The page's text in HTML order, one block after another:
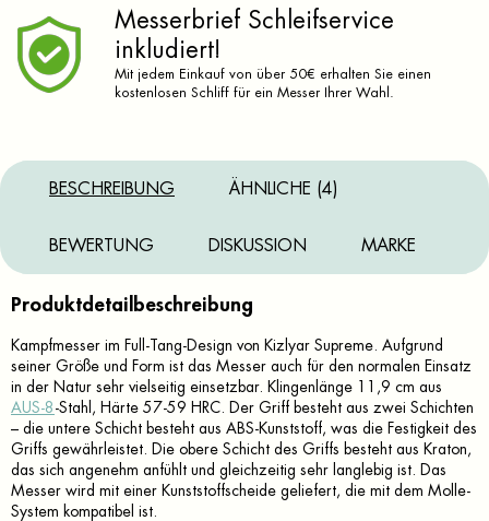
Messerbrief Schleifservice
inkludiert!
Mit jedem Einkauf von über 50€ erhalten Sie einen
kostenlosen Schliff für ein Messer Ihrer Wahl.
BESCHREIBUNG ÄHNLICHE (4)
BEWERTUNG DISKUSSION MARKE
Produktdetailbeschreibung
Kampfmesser im Full-Tang-Design von Kizlyar Supreme. Aufgrund
seiner Größe und Form ist das Messer auch für den normalen Einsatz
in der Natur sehr vielseitig einsetzbar. Klingenlänge 11,9 cm aus
AUS-8 -Stahl, Härte 57-59 HRC. Der Griff besteht aus zwei Schichten
– die untere Schicht besteht aus ABS-Kunststoff, was die Festigkeit des
Griffs gewährleistet. Die obere Schicht des Griffs besteht aus Kraton,
das sich angenehm anfühlt und gleichzeitig sehr langlebig ist. Das
Messer wird mit einer Kunststoffscheide geliefert, die mit dem Molle-
System kompatibel ist.